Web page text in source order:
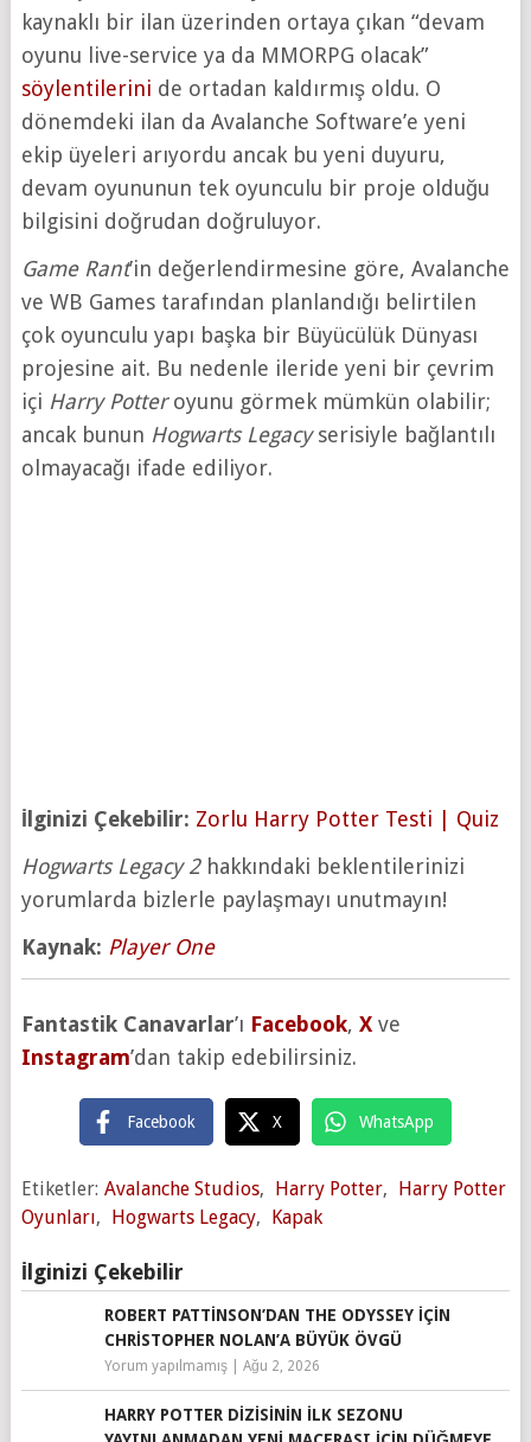
kaynaklı bir ilan üzerinden ortaya çıkan “devam
oyunu live-service ya da MMORPG olacak”
söylentilerini de ortadan kaldırmış oldu. O
dönemdeki ilan da Avalanche Software’e yeni
ekip üyeleri arıyordu ancak bu yeni duyuru,
devam oyununun tek oyunculu bir proje olduğu
bilgisini doğrudan doğruluyor.
Game Rant’in değerlendirmesine göre, Avalanche
ve WB Games tarafından planlandığı belirtilen
çok oyunculu yapı başka bir Büyücülük Dünyası
projesine ait. Bu nedenle ileride yeni bir çevrim
içi Harry Potteroyunu görmek mümkün olabilir;
ancak bunun Hogwarts Legacyserisiyle bağlantılı
olmayacağı ifade ediliyor.
İlginizi Çekebilir: Zorlu Harry Potter Testi | Quiz
Hogwarts Legacy 2hakkındaki beklentilerinizi
yorumlarda bizlerle paylaşmayı unutmayın!
Kaynak: Player One
Fantastik Canavarlar’ı Facebook, Xve
Instagram’dan takip edebilirsiniz.
Facebook X WhatsApp
Etiketler: Avalanche Studios, Harry Potter, Harry Potter
Oyunları, Hogwarts Legacy, Kapak
İlginizi Çekebilir
ROBERT PATTINSON’DAN THE ODYSSEY IÇIN
CHRISTOPHER NOLAN’A BÜYÜK ÖVGÜ
Yorum yapılmamış| Ağu 2, 2026
HARRY POTTER DIZISININ İLK SEZONU